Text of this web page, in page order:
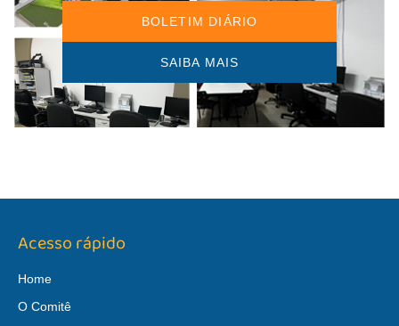
BOLETIM DIÁRIO
SAIBA MAIS
Acesso rápido
Home
O Comitê